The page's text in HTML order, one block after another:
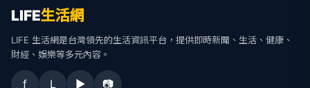
LIFE生活網
LIFE 生活網是台灣領先的生活資訊平台，提供即時新聞、生活、健康、
財經、娛樂等多元內容。
f L ▶ 📷